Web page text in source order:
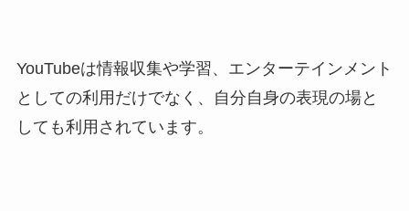
YouTubeは情報収集や学習、エンターテインメント
としての利用だけでなく、自分自身の表現の場と
しても利用されています。